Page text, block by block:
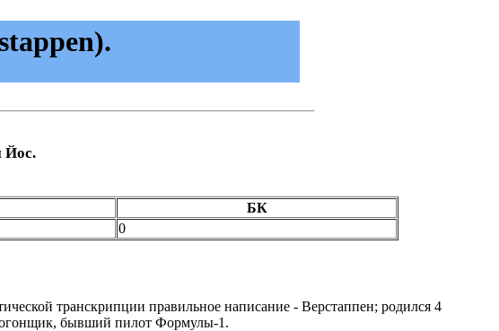
Йос.
БК
0
транскрипции правильное написание - Верстаппен; родился 4
бывший пилот Формулы-1.